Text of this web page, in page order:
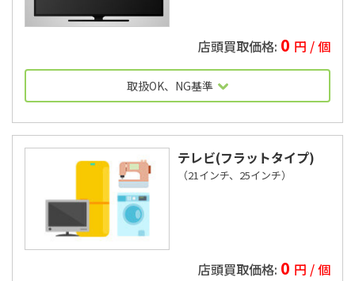
0 円 / 個
取扱OK、NG基準
2010年製以上
プラズマテレビは受入不可
テレビ(フラットタイプ)
（21インチ、25インチ）
0 円 / 個